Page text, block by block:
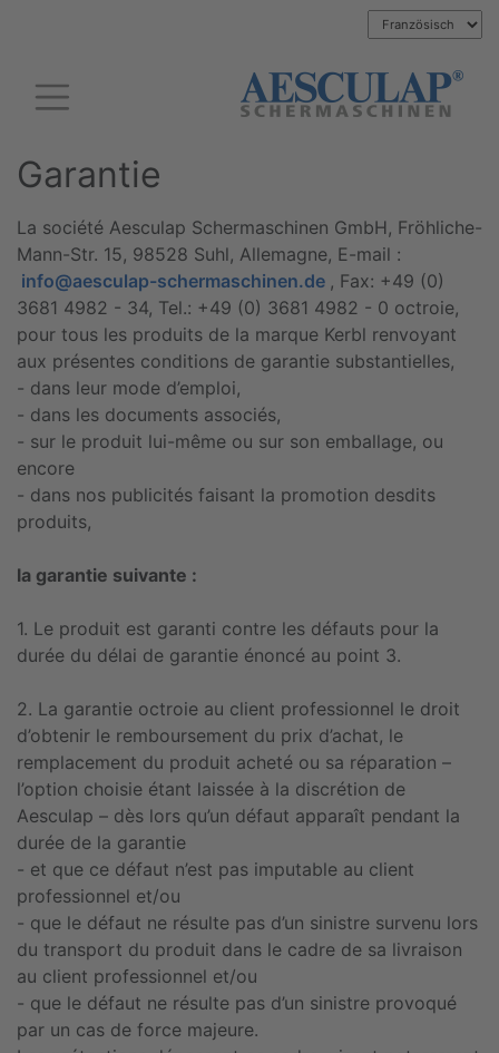
Garantie
La société Aesculap Schermaschinen GmbH, Fröhliche-
Mann-Str. 15, 98528 Suhl, Allemagne, E-mail :
info@aesculap-schermaschinen.de , Fax: +49 (0)
3681 4982 - 34, Tel.: +49 (0) 3681 4982 - 0 octroie,
pour tous les produits de la marque Kerbl renvoyant
aux présentes conditions de garantie substantielles,
- dans leur mode d’emploi,
- dans les documents associés,
- sur le produit lui-même ou sur son emballage, ou
encore
- dans nos publicités faisant la promotion desdits
produits,
la garantie suivante :
1. Le produit est garanti contre les défauts pour la
durée du délai de garantie énoncé au point 3.
2. La garantie octroie au client professionnel le droit
d’obtenir le remboursement du prix d’achat, le
remplacement du produit acheté ou sa réparation –
l’option choisie étant laissée à la discrétion de
Aesculap – dès lors qu’un défaut apparaît pendant la
durée de la garantie
- et que ce défaut n’est pas imputable au client
professionnel et/ou
- que le défaut ne résulte pas d’un sinistre survenu lors
du transport du produit dans le cadre de sa livraison
au client professionnel et/ou
- que le défaut ne résulte pas d’un sinistre provoqué
par un cas de force majeure.